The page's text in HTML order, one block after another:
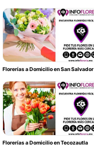
Florerías a Domicilio en San Salvador
Florerías a Domicilio en Tecozautla